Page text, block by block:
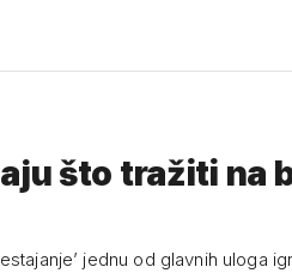
što tražiti na
jednu od glavnih uloga